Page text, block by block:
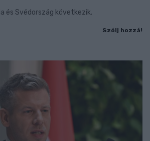
és Svédország következik.
Szólj hozzá!